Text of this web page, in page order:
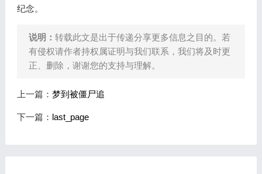
纪念。
说明： 转载此文是出于传递分享更多信息之目的。若
有侵权请作者持权属证明与我们联系，我们将及时更
正、删除，谢谢您的支持与理解。
上一篇： 梦到被僵尸追
下一篇： last_page